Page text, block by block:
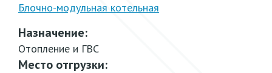
Блочно-модульная котельная
Назначение:
Отопление и ГВС
Место отгрузки: